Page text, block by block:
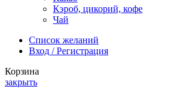
Кэроб, цикорий, кофе
Чай
Список желаний
Вход / Регистрация
Корзина
закрыть